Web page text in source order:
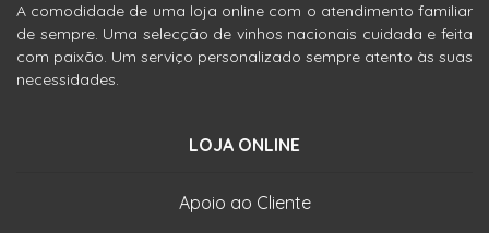
A comodidade de uma loja online com o atendimento familiar
de sempre. Uma selecção de vinhos nacionais cuidada e feita
com paixão. Um serviço personalizado sempre atento às suas
necessidades.
LOJA ONLINE
Apoio ao Cliente